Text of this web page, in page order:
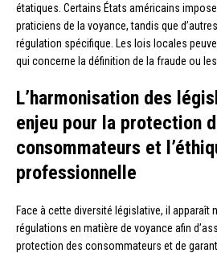
étatiques. Certains États américains
praticiens de la voyance, tandis que
régulation spécifique. Les lois locales
qui concerne la définition de la fraude ou
L’harmonisation des
enjeu pour la protection
consommateurs et
professionnelle
Face à cette diversité législative, il apparaît
régulations en matière de voyance afin
protection des consommateurs et de